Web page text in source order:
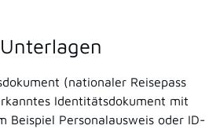
(nationaler Reisepass
Identitätsdokument mit
Beispiel Personalausweis oder ID-